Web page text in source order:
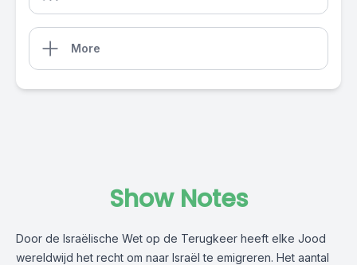
More
Show Notes
Door de Israëlische Wet op de Terugkeer heeft elke Jood
wereldwijd het recht om naar Israël te emigreren. Het aantal